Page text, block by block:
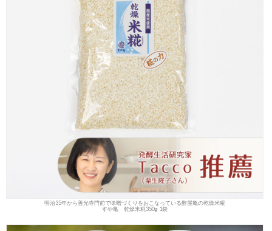
明治35年から善光寺門前で味噌づくりをおこなっている酢屋亀の乾燥米糀
すや亀 乾燥米糀350g 1袋